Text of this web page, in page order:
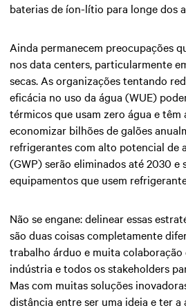
baterias de íon-lítio para longe dos
Ainda permanecem preocupações
nos data centers, particularmente
secas. As organizações tentando
eficácia no uso da água (WUE)
térmicos que usam zero água e têm
economizar bilhões de galões
refrigerantes com alto potencial de
(GWP) serão eliminados até 2030
equipamentos que usem
Não se engane: delinear essas
são duas coisas completamente
trabalho árduo e muita colaboração
indústria e todos os stakeholders
Mas com muitas soluções
distância entre ser uma ideia e ter a